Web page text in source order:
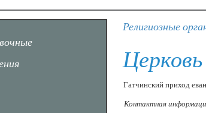
Религиозные
Гатчинский приход
Контактная